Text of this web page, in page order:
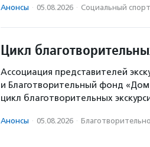
Анонсы · 05.08.2026 · Социальный спорт
Цикл
Ассоциация представителей
и Благотворительный фонд
цикл благотворительных
Анонсы · 05.08.2026 ·